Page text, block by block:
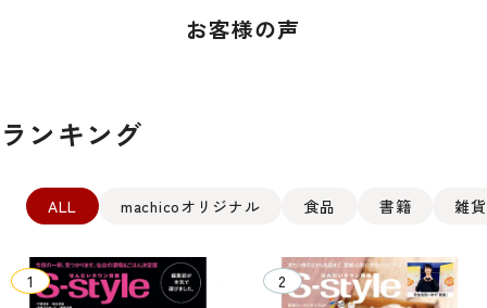
お客様の声
ランキング
ALL machicoオリジナル 食品 書籍 雑